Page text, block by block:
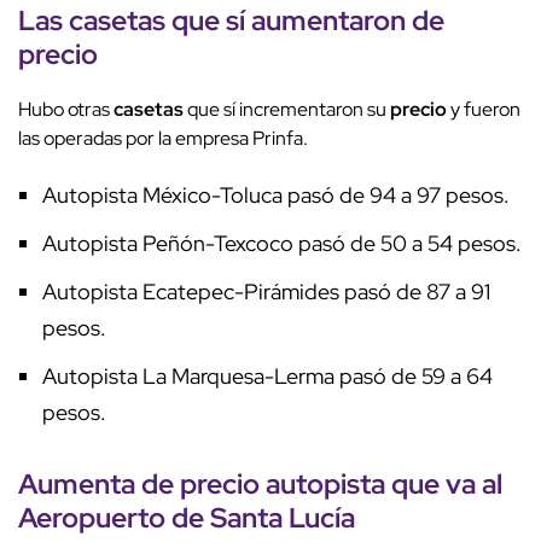
Las casetas que sí aumentaron de
precio
Hubo otrascasetasque sí incrementaron suprecioy fueron
las operadas por la empresa Prinfa.
Autopista México-Toluca pasó de 94 a 97 pesos.
Autopista Peñón-Texcoco pasó de 50 a 54 pesos.
Autopista Ecatepec-Pirámides pasó de 87 a 91
pesos.
Autopista La Marquesa-Lerma pasó de 59 a 64
pesos.
Aumenta de precio autopista que va al
Aeropuerto de Santa Lucía